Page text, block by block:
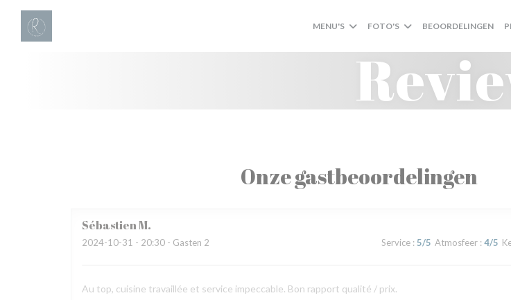
Cookies beheer paneel
MENU'S FOTO'S BEOORDELINGEN
Onze gastbeoordelingen
SébastienM
2024-10-31 - 20:30 - Gasten 2 Service: 5/5 Atmosfeer: 4/5
Au top, cuisine travaillée et service impeccable. Bon rapport qualité / prix.